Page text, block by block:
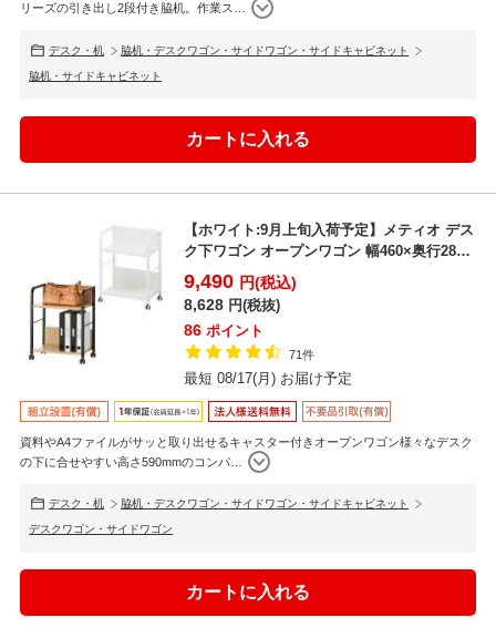
リーズの引き出し2段付き脇机。作業ス
デスク・机 脇机・デスクワゴン・サイドワゴン・サイドキャビネット
脇机・サイドキャビネット
【ホワイト:9月上旬入荷予定】メティオ デス
ク下ワゴン オープンワゴン 幅460×奥行285×
高さ5...
9,490 円(税込)
8,628 円(税抜)
86 ポイント
71件
最短 08/17(月) お届け予定
資料やA4ファイルがサッと取り出せるキャスター付きオープンワゴン様々なデスク
の下に合せやすい高さ590mmのコンパ…
デスク・机 脇机・デスクワゴン・サイドワゴン・サイドキャビネット
デスクワゴン・サイドワゴン